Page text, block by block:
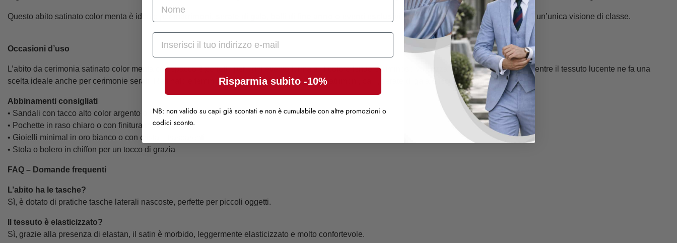
Questo abito satinato color menta è ideale per , dove stile e femminilità si fondono in un’unica visione di classe.
Occasioni d’uso
L’abito da cerimonia satinato color menta con spacco è perfetto per ogni evento formale. Il colore tenue e luminoso valorizza l’abbronzatura estiva, mentre il tessuto lucente ne fa una
scelta ideale anche per cerimonie serali. Raffinato e femminile, si adatta perfettamente a matrimoni, balli, serate di gala e feste eleganti.
Abbinamenti consigliati
• Sandali con tacco alto color argento o nude
• Pochette in raso chiaro o con finitura metallizzata
• Gioielli minimal in oro bianco o con cristalli trasparenti
• Stola o bolero in chiffon per un tocco di grazia
FAQ – Domande frequenti
L’abito ha le tasche?
Sì, è dotato di pratiche tasche laterali nascoste, perfette per piccoli oggetti.
Il tessuto è elasticizzato?
Sì, grazie alla presenza di elastan, il satin è morbido, leggermente elasticizzato e molto confortevole.
Mail
Risparmia subito -10%
NB: non valido su capi già scontati e non è cumulabile con altre promozioni o
codici sconto.